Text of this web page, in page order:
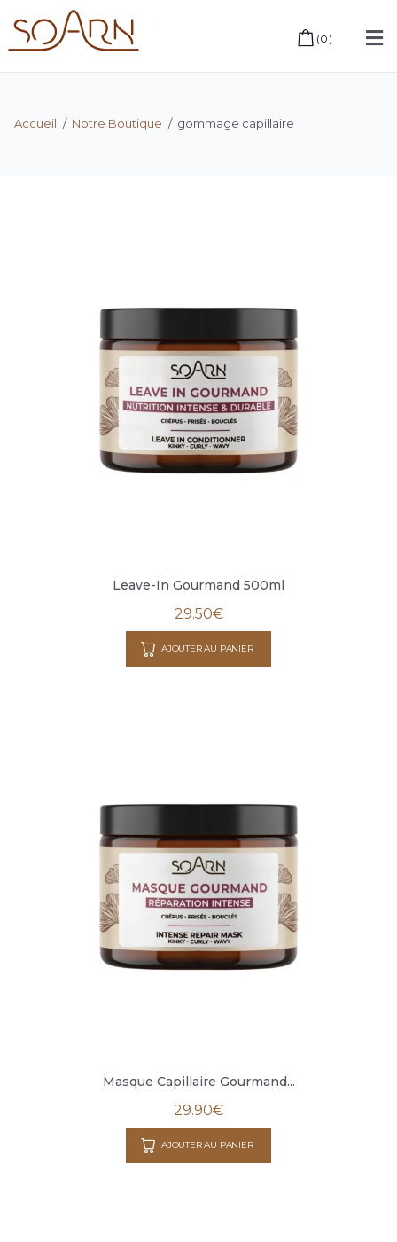
(0 )
Accueil / Notre Boutique / gommage capillaire
Leave-In Gourmand 500ml
29.50€
AJOUTER AU PANIER
Masque Capillaire Gourmand...
29.90€
AJOUTER AU PANIER